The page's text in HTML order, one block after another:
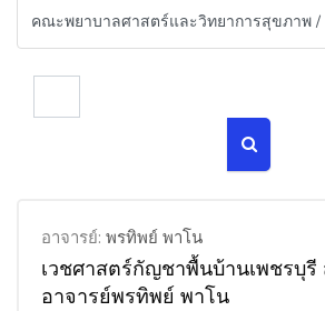
อาจารย์: พรทิพย์ พาโน
เวชศาสตร์กัญชาพื้นบ้านเพชรบุรี
อาจารย์พรทิพย์ พาโน